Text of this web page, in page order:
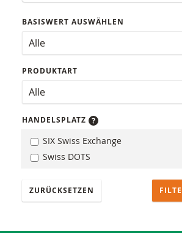
BASISWERT AUSWÄHLEN
PRODUKTART
HANDELSPLATZ
SIX Swiss Exchange
Swiss DOTS
ZURÜCKSETZEN